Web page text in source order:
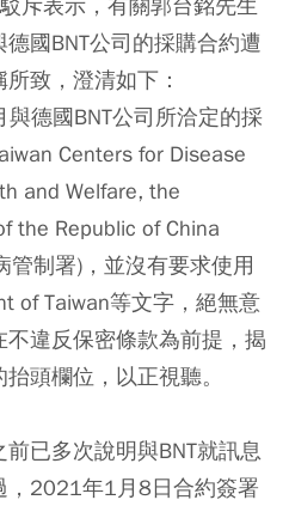
國BNT公司的採購合約遭
致，澄清如下：
德國BNT公司所洽定的採
Centers for Disease
and Welfare, the
the Republic of China
管制署)，並沒有要求使用
of Taiwan等文字，絕無意
違反保密條款為前提，揭
頭欄位，以正視聽。
已多次說明與BNT就訊息
，2021年1月8日合約簽署